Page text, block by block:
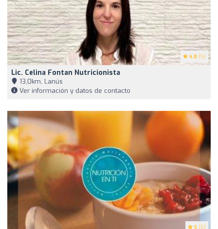
4.8 (5)
Lic. Celina Fontan Nutricionista
13,0km, Lanús
Ver información y datos de contacto
5 (5)